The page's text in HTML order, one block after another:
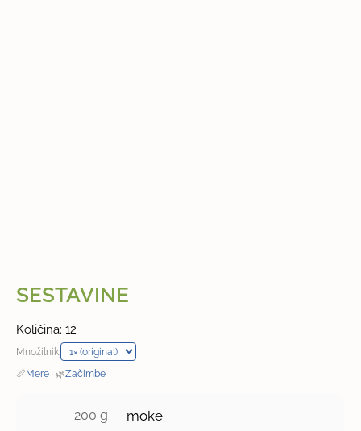
SESTAVINE
Količina: 12
Množilnik:
📏Mere · 🌿Začimbe
200 g moke